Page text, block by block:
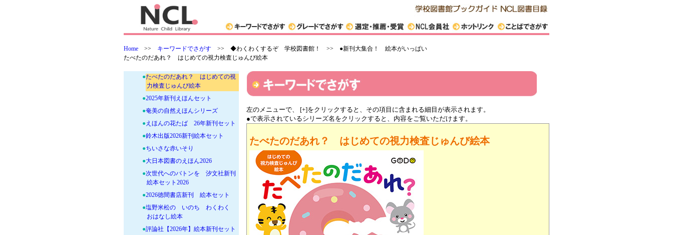
Home >> キーワードでさがす >> ◆わくわくするぞ 学校図書館！ >> ●新刊大集合！ 絵本がいっぱい
たべたのだあれ？ はじめての視力検査じゅんび絵本
●あすなろ書房 2026年新刊絵本A
セット
●あすなろ書房 2026年新刊絵本B
●アリス館2026新刊えほん
●たべたのだあれ？ はじめての視
力検査じゅんび絵本
●2025年新刊えほんセット
●奄美の自然えほんシリーズ
●えほんの花たば 26年新刊セット
●鈴木出版2026新刊絵本セット
●ちいさな赤いそり
●大日本図書のえほん2026
●次世代へのバトンを 汐文社新刊
絵本セット2026
●2026徳間書店新刊 絵本セット
●塩野米松の いのち わくわく
おはなし絵本
●評論社【2026年】絵本新刊セット
左のメニューで、 [+]をクリックすると、その項目に含まれる細目が表示されます。
●で表示されているシリーズ名をクリックすると、内容をご覧いただけます。
たべたのだあれ？ はじめての視力検査じゅんび絵本